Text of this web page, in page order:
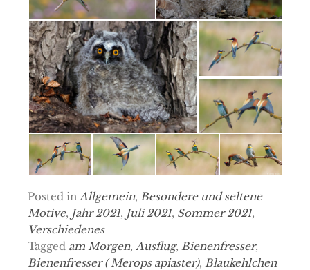
Posted in Allgemein, Besondere und seltene
Motive, Jahr 2021, Juli 2021, Sommer 2021,
Verschiedenes
Tagged am Morgen, Ausflug, Bienenfresser,
Bienenfresser ( Merops apiaster), Blaukehlchen